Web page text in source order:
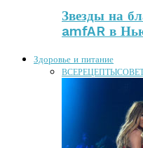
Звезды на
amfAR в
Здоровье и питание
ВСЕРЕЦЕПТЫ